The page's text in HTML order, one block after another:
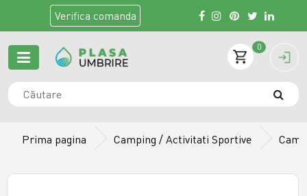
Verifica comanda
0
Prima pagina Camping / Activitati Sportive